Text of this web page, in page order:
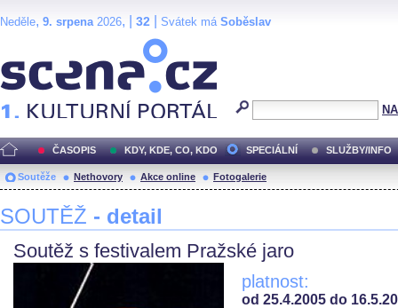
Neděle, 9. srpena2026, | 32 Svátek má Soběslav
ČASOPIS KDY, KDE, CO, KDO SPECIÁLNÍ SLUŽBY/INFO
Soutěže Nethovory Akce online Fotogalerie
SOUTĚŽ - detail
Soutěž s festivalem Pražské jaro
platnost:
od 25.4.2005 do